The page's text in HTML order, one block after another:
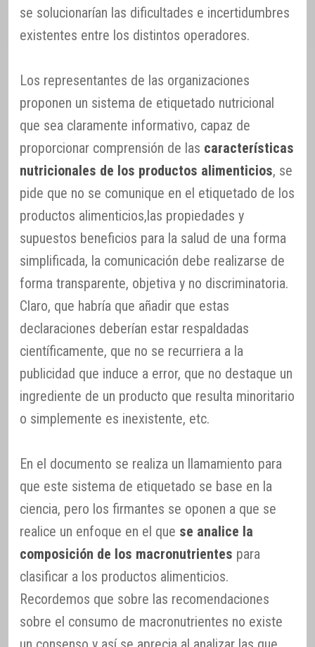
se solucionarían las dificultades e incertidumbres
existentes entre los distintos operadores.
Los representantes de las organizaciones
proponen un sistema de etiquetado nutricional
que sea claramente informativo, capaz de
proporcionar comprensión de las características
nutricionales de los productos alimenticios, se
pide que no se comunique en el etiquetado de los
productos alimenticios,las propiedades y
supuestos beneficios para la salud de una forma
simplificada, la comunicación debe realizarse de
forma transparente, objetiva y no discriminatoria.
Claro, que habría que añadir que estas
declaraciones deberían estar respaldadas
científicamente, que no se recurriera a la
publicidad que induce a error, que no destaque un
ingrediente de un producto que resulta minoritario
o simplemente es inexistente, etc.
En el documento se realiza un llamamiento para
que este sistema de etiquetado se base en la
ciencia, pero los firmantes se oponen a que se
realice un enfoque en el que se analice la
composición de los macronutrientes para
clasificar a los productos alimenticios.
Recordemos que sobre las recomendaciones
sobre el consumo de macronutrientes no existe